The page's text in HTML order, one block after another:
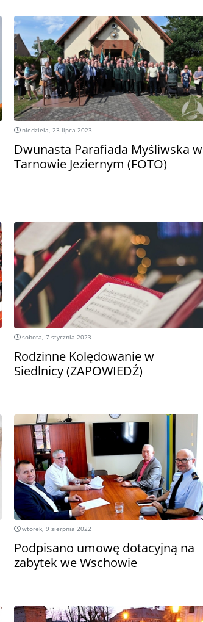
niedziela, 23 lipca 2023
Dwunasta Parafiada Myśliwska w
Tarnowie Jeziernym (FOTO)
sobota, 7 stycznia 2023
Rodzinne Kolędowanie w
Siedlnicy (ZAPOWIEDŹ)
wtorek, 9 sierpnia 2022
Podpisano umowę dotacyjną na
zabytek we Wschowie